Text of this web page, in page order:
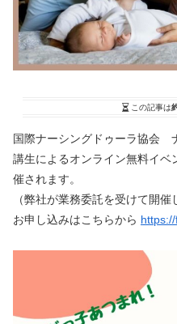
この記事は
国際ナーシングドゥーラ協会
講生によるオンライン無料イ
催されます。
（弊社が業務委託を受けて開催
お申し込みはこちらから